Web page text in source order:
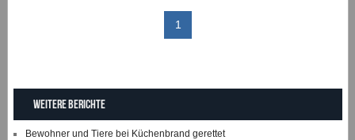
1
Weitere Berichte
Bewohner und Tiere bei Küchenbrand gerettet